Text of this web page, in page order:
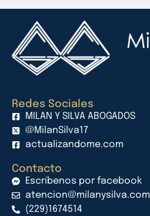
Redes Sociales
MILAN Y SILVA ABOGADOS
@MilanSilva17
actualizandome.com
Contacto
Escríbenos por facebook
atencion@milanysilva.com
(229)1674514